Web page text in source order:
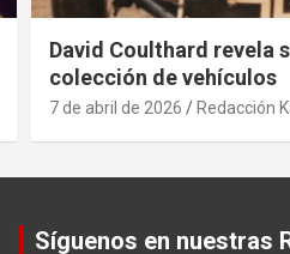
David Coulthard revela
colección de vehículos
7 de abril de 2026 Redacción
Síguenos en nuestras